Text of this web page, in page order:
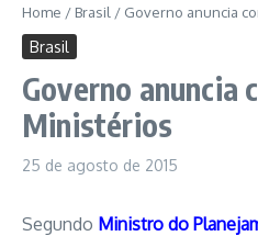
Home / Brasil / Governo anuncia
Brasil
Governo anuncia
Ministérios
25 de agosto de 2015
Segundo Ministro do